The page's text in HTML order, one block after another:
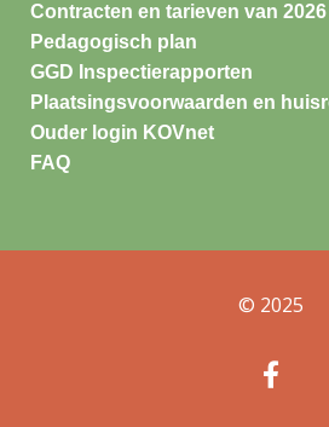
Contracten en tarieven van 2026
Pedagogisch plan
GGD Inspectierapporten
Plaatsingsvoorwaarden en
Ouder login KOVnet
FAQ
© 2025